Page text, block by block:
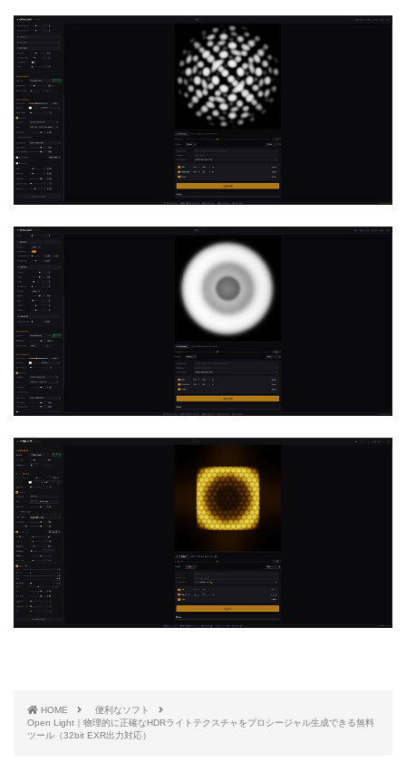
HOME
便利なソフト
Open Light｜物理的に正確なHDRライトテクスチャをプロシージャル生成できる無料
ツール（32bit EXR出力対応）